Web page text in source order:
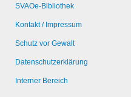
SVAOe-Bibliothek
Kontakt / Impressum
Schutz vor Gewalt
Datenschutzerklärung
Interner Bereich